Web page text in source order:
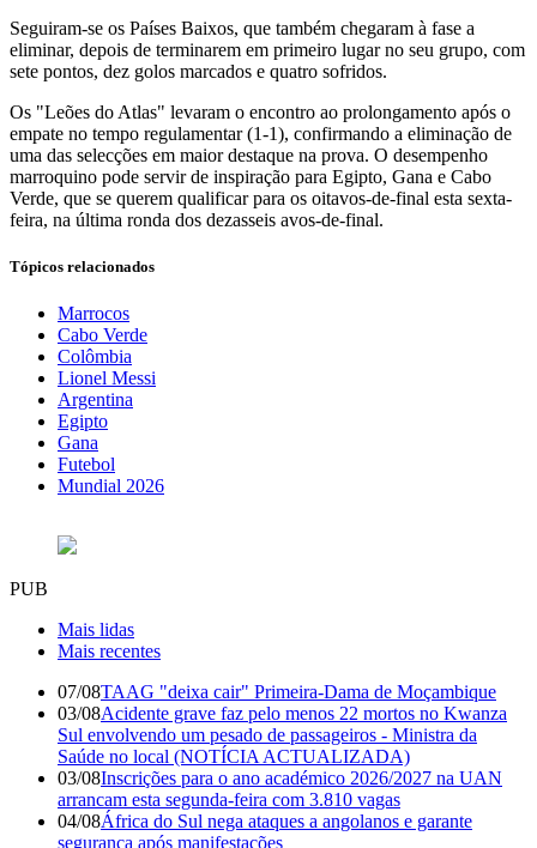
Seguiram-se os Países Baixos, que também chegaram à fase a
eliminar, depois de terminarem em primeiro lugar no seu grupo, com
sete pontos, dez golos marcados e quatro sofridos.
Os "Leões do Atlas" levaram o encontro ao prolongamento após o
empate no tempo regulamentar (1-1), confirmando a eliminação de
uma das selecções em maior destaque na prova. O desempenho
marroquino pode servir de inspiração para Egipto, Gana e Cabo
Verde, que se querem qualificar para os oitavos-de-final esta sexta-
feira, na última ronda dos dezasseis avos-de-final.
Tópicos relacionados
Marrocos
Cabo Verde
Colômbia
Lionel Messi
Argentina
Egipto
Gana
Futebol
Mundial 2026
PUB
Mais lidas
Mais recentes
07/08TAAG "deixa cair" Primeira-Dama de Moçambique
03/08Acidente grave faz pelo menos 22 mortos no Kwanza
Sul envolvendo um pesado de passageiros - Ministra da
Saúde no local (NOTÍCIA ACTUALIZADA)
03/08Inscrições para o ano académico 2026/2027 na UAN
arrancam esta segunda-feira com 3.810 vagas
04/08África do Sul nega ataques a angolanos e garante
segurança após manifestações